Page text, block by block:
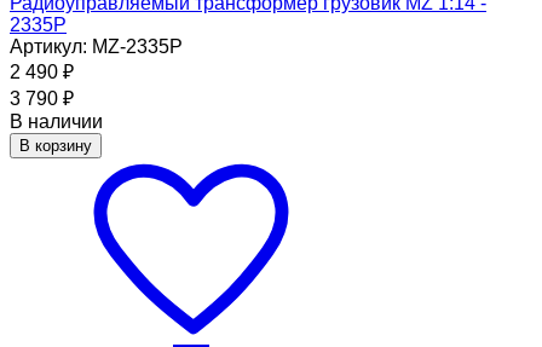
2335P
Артикул: MZ-2335P
2 490 ₽
3 790 ₽
В наличии
В корзину